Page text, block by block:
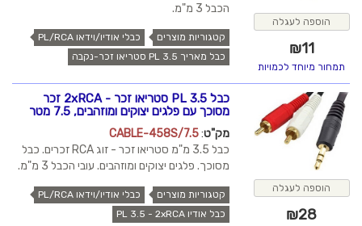
הוספה לעגלה
₪11
תמחור מיוחד לכמויות
הכבל 3 מ"מ.
קטגוריות מוצרים
כבלי אודיו/וידאו PL/RCA
כבל מאריך PL 3.5 סטריאו זכר-נקבה
הוספה לעגלה
₪28
כבל PL 3.5 סטריאו זכר - 2xRCA זכר
מסוכך עם פלגים יצוקים ומוזהבים, 7.5 מטר
מק"ט:
CABLE-458S/7.5
כבל 3.5 מ"מ סטריאו זכר - זוג RCA זכרים. כבל
מסוכך. פלגים יצוקים ומוזהבים. עובי הכבל 3 מ"מ.
קטגוריות מוצרים
כבלי אודיו/וידאו PL/RCA
כבל אודיו PL 3.5 - 2xRCA